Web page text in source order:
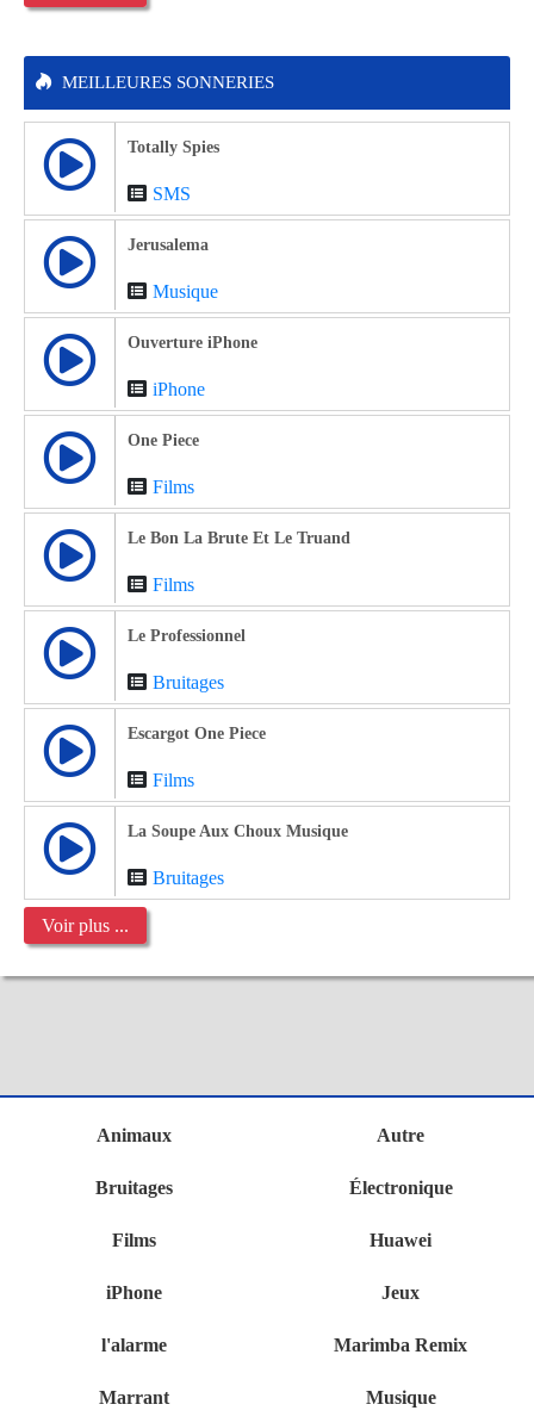
MEILLEURES SONNERIES
Totally Spies
SMS
Jerusalema
Musique
Ouverture iPhone
iPhone
One Piece
Films
Le Bon La Brute Et Le Truand
Films
Le Professionnel
Bruitages
Escargot One Piece
Films
La Soupe Aux Choux Musique
Bruitages
Voir plus ...
Animaux Autre
Bruitages Électronique
Films Huawei
iPhone Jeux
l'alarme Marimba Remix
Marrant Musique